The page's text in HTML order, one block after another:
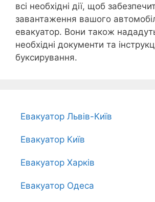
всі необхідні дії, щоб
завантаження вашого
евакуатор. Вони також
необхідні документи та
буксирування.
Евакуатор Львів-Київ
Евакуатор Київ
Евакуатор Харків
Евакуатор Одеса